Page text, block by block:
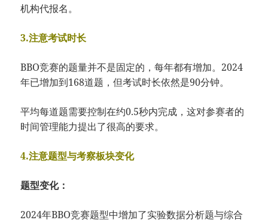
机构代报名。
3.注意考试时长
BBO竞赛的题量并不是固定的，每年都有增加。2024
年已增加到168道题，但考试时长依然是90分钟。
平均每道题需要控制在约0.5秒内完成，这对参赛者的
时间管理能力提出了很高的要求。
4.注意题型与考察板块变化
题型变化：
2024年BBO竞赛题型中增加了实验数据分析题与综合